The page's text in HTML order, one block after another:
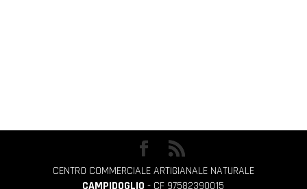
CENTRO COMMERCIALE ARTIGIANALE NATURALE
CAMPIDOGLIO - CF 97582390015